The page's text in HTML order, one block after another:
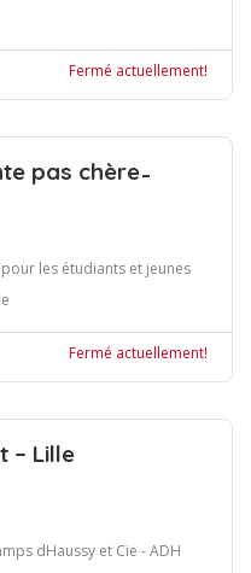
Fermé actuellement!
pas chère
les étudiants et jeunes
Fermé actuellement!
– Lille
dHaussy et Cie - ADH